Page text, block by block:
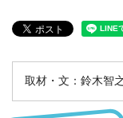
取材・文：鈴木智